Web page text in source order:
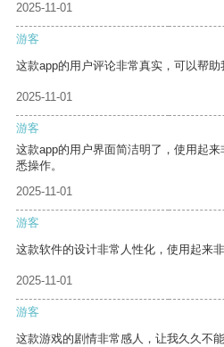
2025-11-01
游客
这款app的用户评论非常真实，可以帮助
2025-11-01
游客
这款app的用户界面简洁明了，使用起
悉操作。
2025-11-01
游客
这款软件的设计非常人性化，使用起来非
2025-11-01
游客
这款游戏的剧情非常感人，让我久久不能